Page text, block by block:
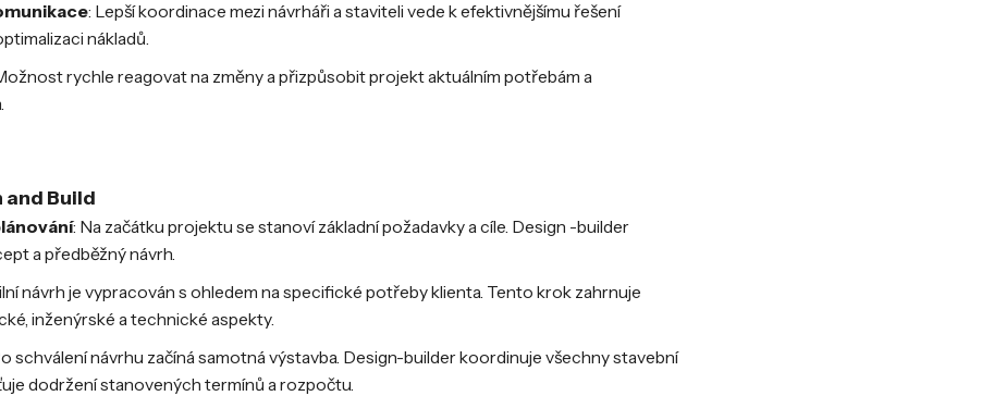
: Lepší koordinace mezi návrháři a staviteli vede k efektivnějšímu řešení
nákladů.
rychle reagovat na změny a přizpůsobit projekt aktuálním potřebám a
and Build
: Na začátku projektu se stanoví základní požadavky a cíle. Design -builder
a předběžný návrh.
návrh je vypracován s ohledem na specifické potřeby klienta. Tento krok zahrnuje
inženýrské a technické aspekty.
schválení návrhu začíná samotná výstavba. Design-builder koordinuje všechny stavební
dodržení stanovených termínů a rozpočtu.